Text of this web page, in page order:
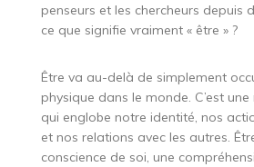
penseurs et les chercheurs depuis
ce que signifie vraiment « être » ?
Être va au-delà de simplement
physique dans le monde. C’est
qui englobe notre identité, nos
et nos relations avec les autres.
conscience de soi, une